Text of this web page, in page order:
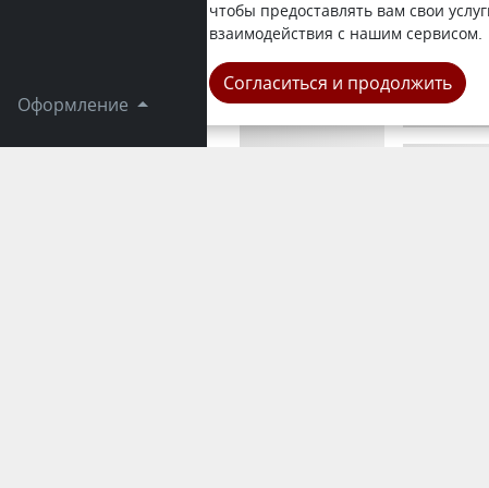
Оформление
получат
Город
чтобы предоставлять вам свои
взаимодействия с нашим сервисом.
Согласиться и продолжить